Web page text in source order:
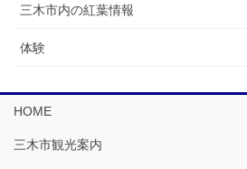
三木市内の紅葉情報
体験
HOME
三木市観光案内